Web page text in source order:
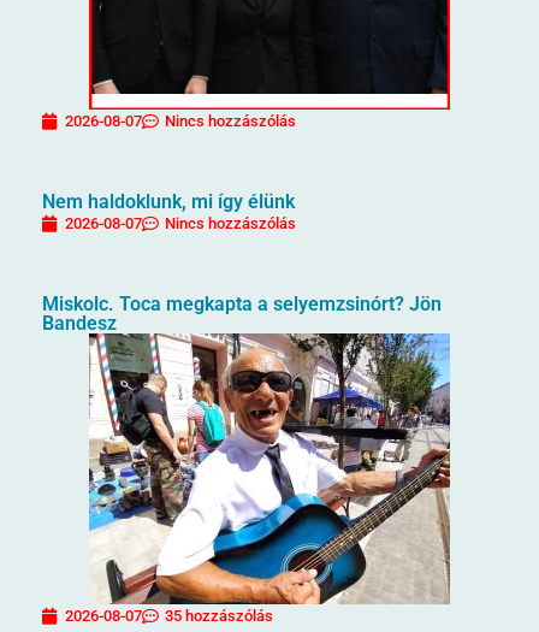
2026-08-07 Nincs hozzászólás
Nem haldoklunk, mi így élünk
2026-08-07 Nincs hozzászólás
Miskolc. Toca megkapta a selyemzsinórt? Jön
Bandesz
2026-08-07 35 hozzászólás